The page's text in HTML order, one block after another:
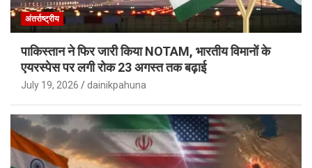
अंतर्राष्ट्रीय
पाकिस्तान ने फिर जारी किया NOTAM, भारतीय विमानों के
एयरस्पेस पर लगी रोक 23 अगस्त तक बढ़ाई
July 19, 2026 dainikpahuna